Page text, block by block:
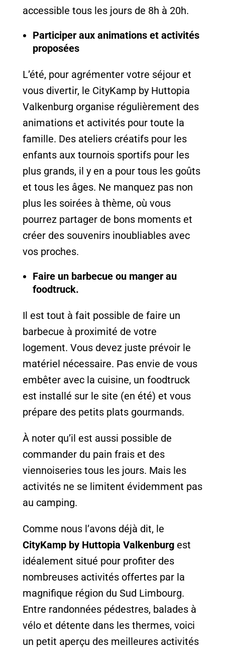
accessible tous les jours de 8h à 20h.
Participer aux animations et activités
proposées
L’été, pour agrémenter votre séjour et
vous divertir, le CityKamp by Huttopia
Valkenburg organise régulièrement des
animations et activités pour toute la
famille. Des ateliers créatifs pour les
enfants aux tournois sportifs pour les
plus grands, il y en a pour tous les goûts
et tous les âges. Ne manquez pas non
plus les soirées à thème, où vous
pourrez partager de bons moments et
créer des souvenirs inoubliables avec
vos proches.
Faire un barbecue ou manger au
foodtruck.
Il est tout à fait possible de faire un
barbecue à proximité de votre
logement. Vous devez juste prévoir le
matériel nécessaire. Pas envie de vous
embêter avec la cuisine, un foodtruck
est installé sur le site (en été) et vous
prépare des petits plats gourmands.
À noter qu’il est aussi possible de
commander du pain frais et des
viennoiseries tous les jours. Mais les
activités ne se limitent évidemment pas
au camping.
Comme nous l’avons déjà dit, le
CityKamp by Huttopia Valkenburgest
idéalement situé pour profiter des
nombreuses activités offertes par la
magnifique région du Sud Limbourg.
Entre randonnées pédestres, balades à
vélo et détente dans les thermes, voici
un petit aperçu des meilleures activités